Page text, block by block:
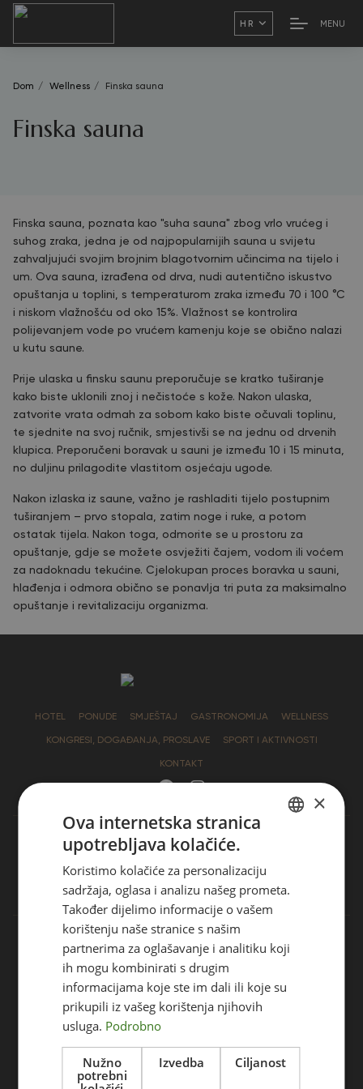
MENU
HR
Dom / Wellness / Finska sauna
Finska sauna
Finska sauna, poznata kao "suha sauna" zbog vrlo vrućeg i
suhog zraka, jedna je od najpopularnijih sauna u svijetu
zahvaljujući svojim brojnim blagotvornim učincima na tijelo i
um. Ova sauna, izrađena od drva, nudi autentično iskustvo
opuštanja u toplini, s temperaturom zraka između 70 i 100 °C
i niskom vlažnošću od oko 15%. Vlažnost se kontrolira
polijevanjem vode po vrućem kamenju koje se obično nalazi
u kutu saune.
Prije ulaska u finsku saunu preporučuje se kratko tuširanje
kako biste uklonili znoj i nečistoće s kože. Nakon ulaska,
zatvorite vrata odmah za sobom kako biste očuvali toplinu,
te sjednite na svoj ručnik, smjestivši se na jednu od drvenih
klupica. Preporučeni boravak u sauni je između 10 i 15 minuta,
no duljinu prilagodite vlastitom osjećaju ugode.
Nakon izlaska iz saune, važno je rashladiti tijelo postupnim
tuširanjem – prvo stopala, zatim noge i ruke, a potom
ostatak tijela. Nakon toga, odmorite se u prostoru za
opuštanje, gdje se možete osvježiti čajem, vodom ili voćem
za nadoknadu tekućine. Cjelokupan proces boravka u sauni,
hlađenja i odmora obično se ponavlja tri puta za maksimalno
opuštanje i revitalizaciju organizma.
HOTEL PONUDE SMJEŠTAJ GASTRONOMIJA WELLNESS
KONGRESI, DOGAĐANJA, PROSLAVE SPORT I AKTIVNOSTI
KONTAKT
Tel. +385 42 440 800
info@hotel-trakoscan.hr
Trakošćan 5,
42 253 Bednja
POKAŽI KARTU
Želim biti informiran o popustima i akcijama
ENGLISH
HUNGARIAN
SLOVAK
SLOVENIAN
FRENCH
×
Ova internetska stranica
upotrebljava kolačiće.
Koristimo kolačiće za personalizaciju
sadržaja, oglasa i analizu našeg prometa.
Također dijelimo informacije o vašem
korištenju naše stranice s našim
partnerima za oglašavanje i analitiku koji
ih mogu kombinirati s drugim
informacijama koje ste im dali ili koje su
prikupili iz vašeg korištenja njihovih
usluga. Podrobno
Nužno
potrebni
Izvedba Ciljanost